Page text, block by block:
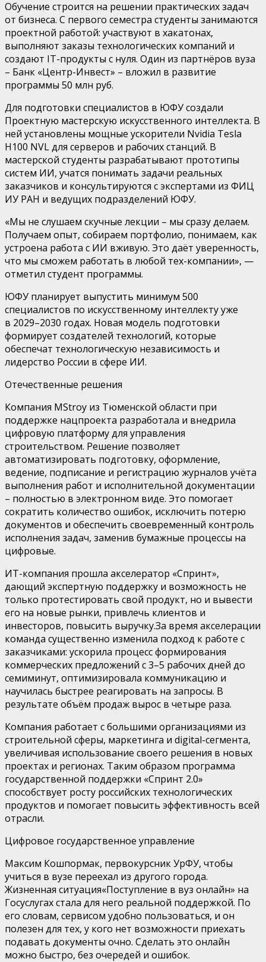
Обучение строится на решении практических задач
от бизнеса. С первого семестра студенты занимаются
проектной работой: участвуют в хакатонах,
выполняют заказы технологических компаний и
создают IT-продукты с нуля. Один из партнёров вуза
– Банк «Центр-Инвест» – вложил в развитие
программы 50 млн руб.
Для подготовки специалистов в ЮФУ создали
Проектную мастерскую искусственного интеллекта. В
ней установлены мощные ускорители Nvidia Tesla
H100 NVL для серверов и рабочих станций. В
мастерской студенты разрабатывают прототипы
систем ИИ, учатся понимать задачи реальных
заказчиков и консультируются с экспертами из ФИЦ
ИУ РАН и ведущих подразделений ЮФУ.
«Мы не слушаем скучные лекции – мы сразу делаем.
Получаем опыт, собираем портфолио, понимаем, как
устроена работа с ИИ вживую. Это даёт уверенность,
что мы сможем работать в любой тех-компании», —
отметил студент программы.
ЮФУ планирует выпустить минимум 500
специалистов по искусственному интеллекту уже
в 2029–2030 годах. Новая модель подготовки
формирует создателей технологий, которые
обеспечат технологическую независимость и
лидерство России в сфере ИИ.
Отечественные решения
Компания MStroy из Тюменской области при
поддержке нацпроекта разработала и внедрила
цифровую платформу для управления
строительством. Решение позволяет
автоматизировать подготовку, оформление,
ведение, подписание и регистрацию журналов учёта
выполнения работ и исполнительной документации
– полностью в электронном виде. Это помогает
сократить количество ошибок, исключить потерю
документов и обеспечить своевременный контроль
исполнения задач, заменив бумажные процессы на
цифровые.
ИТ-компания прошла акселератор «Спринт»,
дающий экспертную поддержку и возможность не
только протестировать свой продукт, но и вывести
его на новые рынки, привлечь клиентов и
инвесторов, повысить выручку.За время акселерации
команда существенно изменила подход к работе с
заказчиками: ускорила процесс формирования
коммерческих предложений с 3–5 рабочих дней до
семиминут, оптимизировала коммуникацию и
научилась быстрее реагировать на запросы. В
результате объём продаж вырос в четыре раза.
Компания работает с большими организациями из
строительной сферы, маркетинга и digital-сегмента,
увеличивая использование своего решения в новых
проектах и регионах. Таким образом программа
государственной поддержки «Спринт 2.0»
способствует росту российских технологических
продуктов и помогает повысить эффективность всей
отрасли.
Цифровое государственное управление
Максим Кошпормак, первокурсник УрФУ, чтобы
учиться в вузе переехал из другого города.
Жизненная ситуация«Поступление в вуз онлайн» на
Госуслугах стала для него реальной поддержкой. По
его словам, сервисом удобно пользоваться, и он
полезен для тех, у кого нет возможности приехать
подавать документы очно. Сделать это онлайн
можно быстро, без очередей и ошибок.